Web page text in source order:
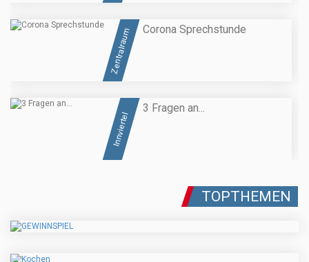
Zentralraum Corona Sprechstunde
Innviertel
3 Fragen an...
TOPTHEMEN